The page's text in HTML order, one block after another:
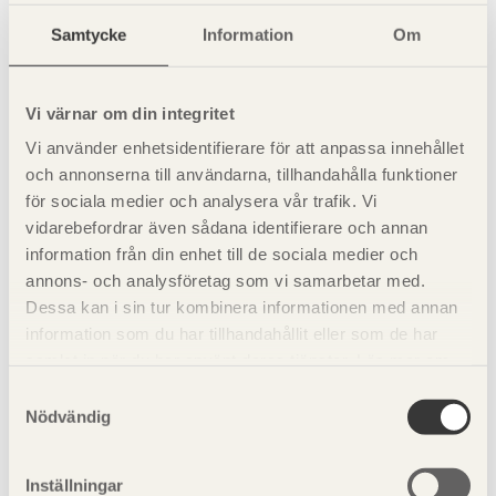
Samtycke Information Om
Vi värnar om din integritet
Vi använder enhetsidentifierare för att anpassa innehållet
och annonserna till användarna, tillhandahålla funktioner
för sociala medier och analysera vår trafik. Vi
vidarebefordrar även sådana identifierare och annan
information från din enhet till de sociala medier och
annons- och analysföretag som vi samarbetar med.
Dessa kan i sin tur kombinera informationen med annan
information som du har tillhandahållit eller som de har
Nödvändig
Inställningar
Avtäckning
metalliserad stålplåt.
Tabell 1.
Se även
Materialet trä
Regler och standarder